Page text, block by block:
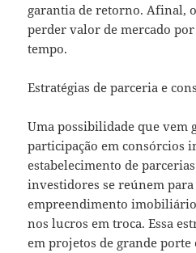
garantia de retorno. Afinal,
perder valor de mercado
tempo.
Estratégias de parceria e
Uma possibilidade que vem
participação em consórcios
estabelecimento de
investidores se reúnem
empreendimento
nos lucros em troca. Essa
em projetos de grande